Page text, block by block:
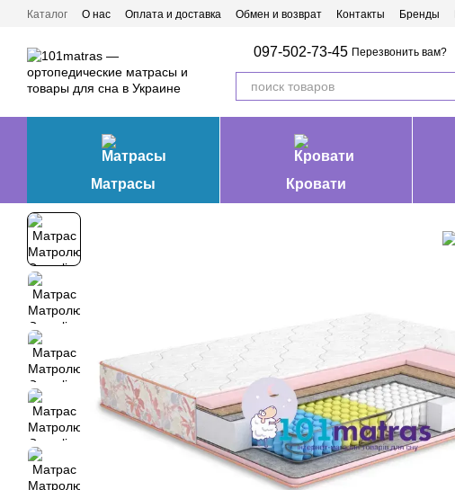
Перейти к основному контенту
Каталог О нас Оплата и доставка Обмен и возврат Контакты Бренды
097-502-73-45 Перезвонить вам?
Матрасы Кровати